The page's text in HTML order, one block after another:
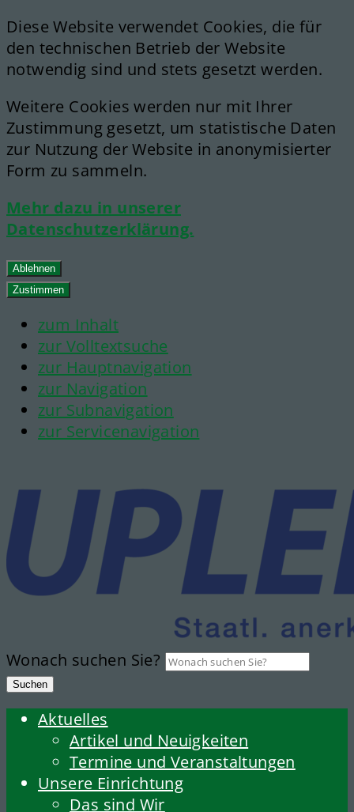
Diese Website verwendet Cookies, die für
den technischen Betrieb der Website
notwendig sind und stets gesetzt werden.
Weitere Cookies werden nur mit Ihrer
Zustimmung gesetzt, um statistische Daten
zur Nutzung der Website in anonymisierter
Form zu sammeln.
Mehr dazu in unserer
Datenschutzerklärung.
Ablehnen
Zustimmen
zum Inhalt
zur Volltextsuche
zur Hauptnavigation
zur Navigation
zur Subnavigation
zur Servicenavigation
Wonach suchen Sie?
Suchen
Aktuelles
Artikel und Neuigkeiten
Termine und Veranstaltungen
Unsere Einrichtung
Das sind Wir